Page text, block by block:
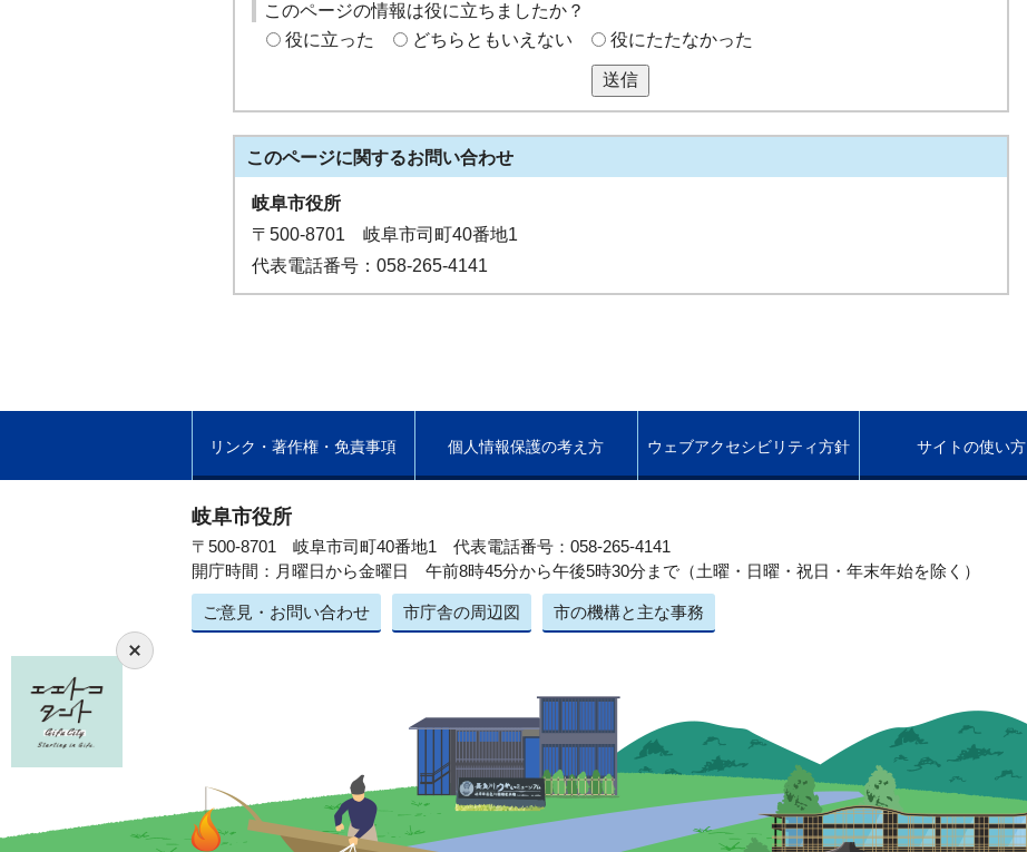
このページの情報は役に立ちましたか？
役に立った
どちらともいえない 役にたたなかった
送信
このページに関するお問い合わせ
岐阜市役所
〒500-8701 岐阜市司町40番地1
代表電話番号：058-265-4141
リンク・著作権・免責事項 個人情報保護の考え方 ウェブアクセシビリティ方針 サイトの使い方
岐阜市役所
〒500-8701 岐阜市司町40番地1 代表電話番号：058-265-4141
開庁時間：月曜日から金曜日 午前8時45分から午後5時30分まで（土曜・日曜・祝日・年末年始を除く）
ご意見・お問い合わせ 市庁舎の周辺図 市の機構と主な事務